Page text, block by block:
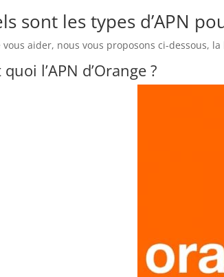
sont les types d’APN
vous aider, nous vous proposons ci-dessous,
quoi l’APN d’Orange ?